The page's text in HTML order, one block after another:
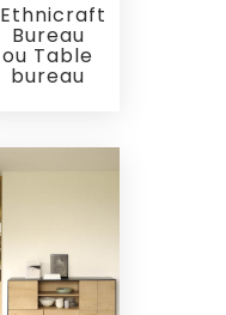
Ethnicraft
Bureau
ou Table
bureau